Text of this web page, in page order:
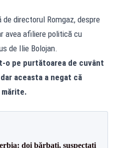
directorul Romgaz, despre
avea afiliere politică cu
de Ilie Bolojan.
o pe purtătoarea de cuvânt
aceasta a negat că
doi bărbați, suspectați